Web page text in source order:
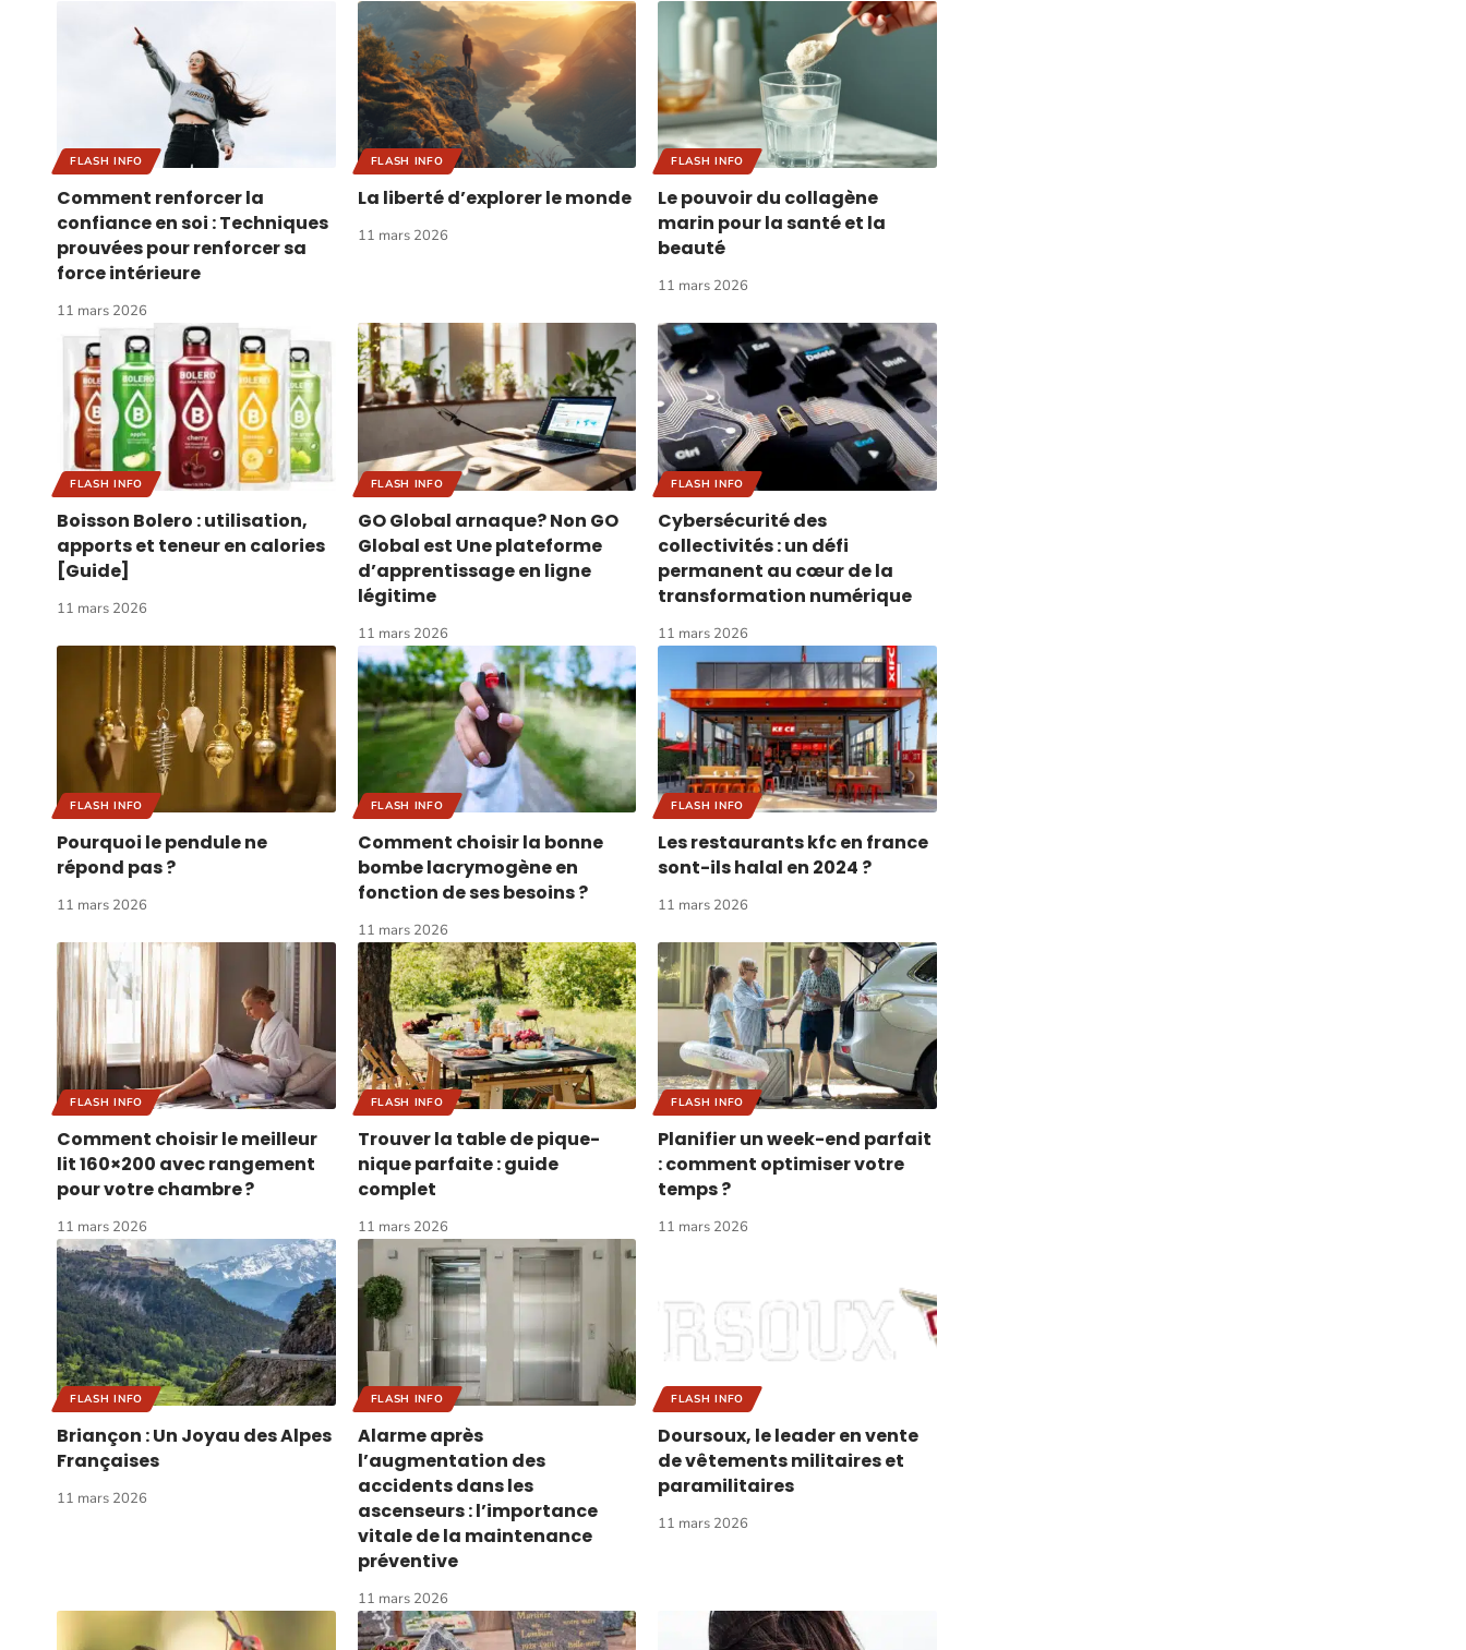
FLASH INFO
Comment renforcer la
confiance en soi : Techniques
prouvées pour renforcer sa
force intérieure
11 mars 2026
FLASH INFO
La liberté d’explorer le monde
11 mars 2026
FLASH INFO
Le pouvoir du collagène
marin pour la santé et la
beauté
11 mars 2026
FLASH INFO
Boisson Bolero : utilisation,
apports et teneur en calories
[Guide]
11 mars 2026
FLASH INFO
GO Global arnaque? Non GO
Global est Une plateforme
d’apprentissage en ligne
légitime
11 mars 2026
FLASH INFO
Cybersécurité des
collectivités : un défi
permanent au cœur de la
transformation numérique
11 mars 2026
FLASH INFO
Pourquoi le pendule ne
répond pas ?
11 mars 2026
FLASH INFO
Comment choisir la bonne
bombe lacrymogène en
fonction de ses besoins ?
11 mars 2026
FLASH INFO
Les restaurants kfc en france
sont-ils halal en 2024 ?
11 mars 2026
FLASH INFO
Comment choisir le meilleur
lit 160×200 avec rangement
pour votre chambre ?
11 mars 2026
FLASH INFO
Trouver la table de pique-
nique parfaite : guide
complet
11 mars 2026
FLASH INFO
Planifier un week-end parfait
: comment optimiser votre
temps ?
11 mars 2026
FLASH INFO
Briançon : Un Joyau des Alpes
Françaises
11 mars 2026
FLASH INFO
Alarme après
l’augmentation des
accidents dans les
ascenseurs : l’importance
vitale de la maintenance
préventive
11 mars 2026
FLASH INFO
Doursoux, le leader en vente
de vêtements militaires et
paramilitaires
11 mars 2026